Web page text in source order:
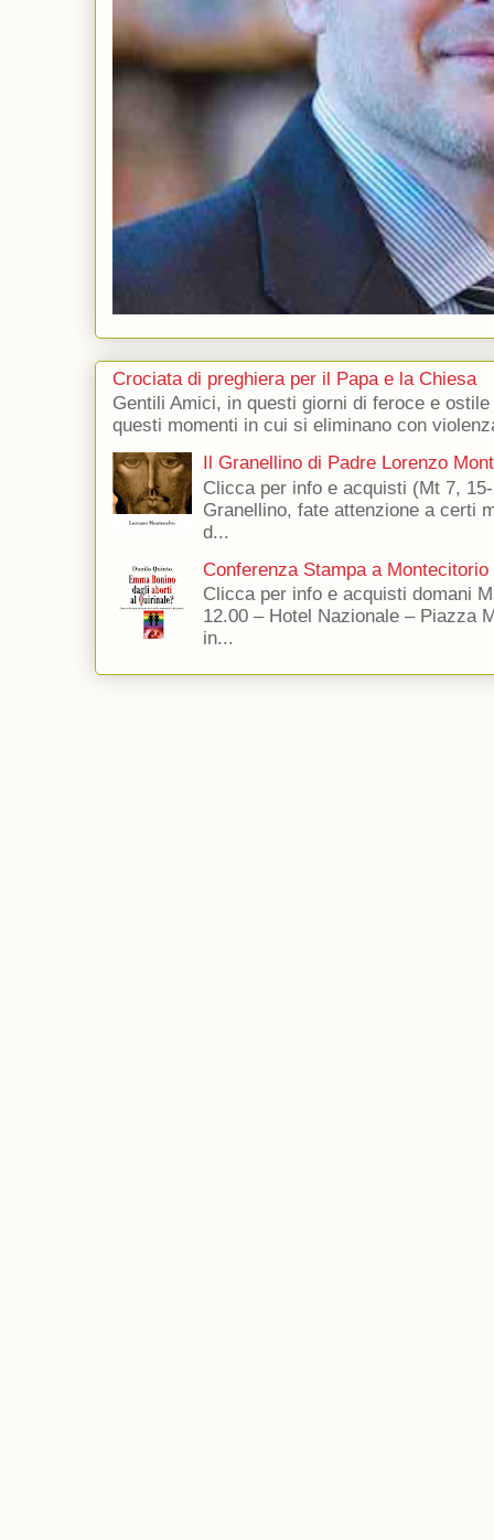
Crociata di preghiera per il Papa e la Chiesa
Gentili Amici, in questi giorni di feroce e
questi momenti in cui si eliminano con
Il Granellino di Padre Lorenzo
Clicca per info e acquisti (Mt 7,
Granellino, fate attenzione a certi
d...
Conferenza Stampa a Montecitorio
Clicca per info e acquisti domani
12.00 – Hotel Nazionale – Piazza
in...